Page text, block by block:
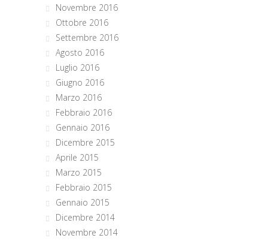
Novembre 2016
Ottobre 2016
Settembre 2016
Agosto 2016
Luglio 2016
Giugno 2016
Marzo 2016
Febbraio 2016
Gennaio 2016
Dicembre 2015
Aprile 2015
Marzo 2015
Febbraio 2015
Gennaio 2015
Dicembre 2014
Novembre 2014